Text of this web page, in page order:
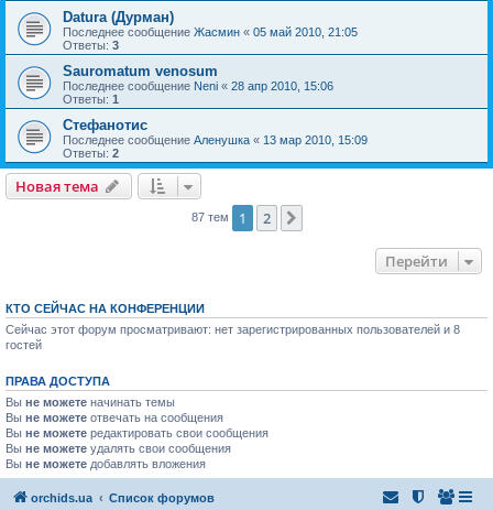
Datura (Дурман)
Последнее сообщение Жасмин « 05 май 2010, 21:05
Ответы: 3
Sauromatum venosum
Последнее сообщение Neni « 28 апр 2010, 15:06
Ответы: 1
Стефанотис
Последнее сообщение Аленушка « 13 мар 2010, 15:09
Ответы: 2
Новая тема
87 тем 1 2
Перейти
КТО СЕЙЧАС НА КОНФЕРЕНЦИИ
Сейчас этот форум просматривают: нет зарегистрированных пользователей и 8
гостей
ПРАВА ДОСТУПА
Вы не можете начинать темы
Вы не можете отвечать на сообщения
Вы не можете редактировать свои сообщения
Вы не можете удалять свои сообщения
Вы не можете добавлять вложения
orchids.ua Список форумов